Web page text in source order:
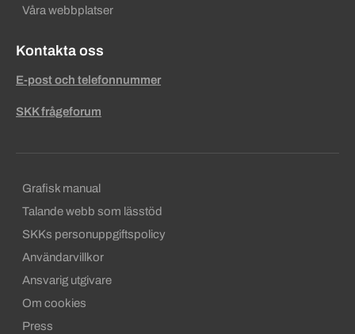
Våra webbplatser
Kontakta oss
E-post och telefonnummer
SKK frågeforum
Sekundära sidfotslänkar
Grafisk manual
Talande webb som lässtöd
SKKs personuppgiftspolicy
Användarvillkor
Ansvarig utgivare
Om cookies
Press